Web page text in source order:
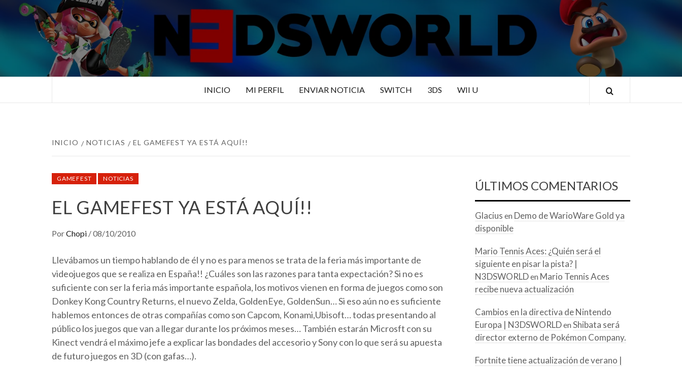
Saltar
N3DSWORLD
TUS ESPECIALISTAS EN NINTENDO
INICIO MI PERFIL ENVIAR NOTICIA SWITCH 3DS WII U
INICIO NOTICIAS EL GAMEFEST YA ESTÁ AQUÍ!!
GAMEFEST NOTICIAS
EL GAMEFEST YA ESTÁ AQUÍ!!
PorChopi /08/10/2010
Llevábamos un tiempo hablando de él y no es para menos se trata de la feria más importante de
videojuegos que se realiza en España!! ¿Cuáles son las razones para tanta expectación? Si no es
suficiente con ser la feria más importante española, los motivos vienen en forma de juegos como son
Donkey Kong Country Returns, el nuevo Zelda, GoldenEye, GoldenSun… Si eso aún no es suficiente
hablemos entonces de otras compañías como son Capcom, Konami,Ubisoft… todas presentando al
público los juegos que van a llegar durante los próximos meses… También estarán Microsft con su
Kinect vendrá el máximo jefe a explicar las bondades del accesorio y Sony con lo que será su apuesta
de futuro juegos en 3D (con gafas…).
ÚLTIMOS COMENTARIOS
Glacius en Demo de WarioWare Gold ya
disponible
Mario Tennis Aces: ¿Quién será el
siguiente en pisar la pista? |
N3DSWORLDen Mario Tennis Aces
recibe nueva actualización
Cambios en la directiva de Nintendo
Europa | N3DSWORLDen Shibata será
director externo de Pokémon Company.
Fortnite tiene actualización de verano |